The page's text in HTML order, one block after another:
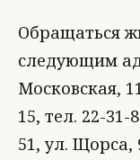
Обращаться
следующим
Московская,
15, тел. 22-
51, ул. Щорса,